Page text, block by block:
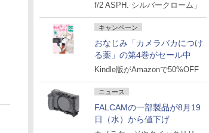
f/2 ASPH. シルバークローム」
キャンペーン
おなじみ「カメラバカにつけ
る薬」の第4巻がセール中
Kindle版がAmazonで50%OFF
ニュース
FALCAMの一部製品が8月19
日（水）から値下げ